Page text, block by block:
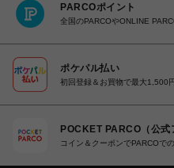
PARCOポイント
全国のPARCOやONLINE
ポケパル払い
初回登録＆お買物で最大1,500
POCKET PARCO（公式
コイン＆クーポンでPARCOで